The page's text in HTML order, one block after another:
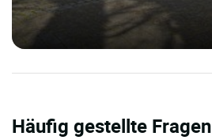
Häufig gestellte Fragen